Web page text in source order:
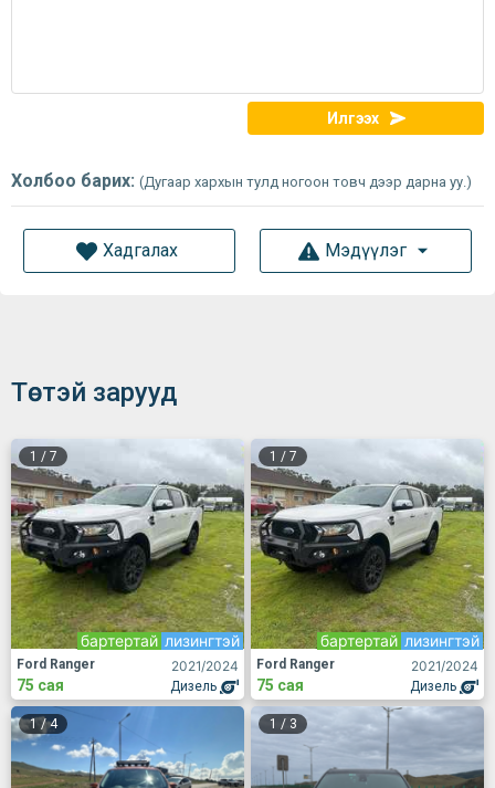
Илгээх
Холбоо барих: (Дугаар хархын тулд ногоон товч дээр дарна уу.)
Хадгалах Мэдүүлэг
Төстэй зарууд
1 / 7
2021/2024
Дизель
лизингтэй
бартертай
Ford Ranger
75 сая
1 / 7
2021/2024
Дизель
лизингтэй
бартертай
Ford Ranger
75 сая
1/4 1 / 3